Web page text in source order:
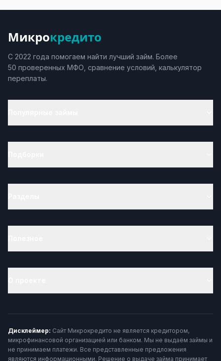
Микрокредито
С 2022 года помогаем найти лучший займ. Более
50 проверенных МФО, сравнение условий, калькулятор
переплаты.
Дисклеймер: Сайт Микрокредито не является кредитором,
микрофинансовой организацией или банком. Мы не выдаём займы и
не принимаем платежи. Все представленные предложения
являются информационными. Решение о выдаче займа принимает